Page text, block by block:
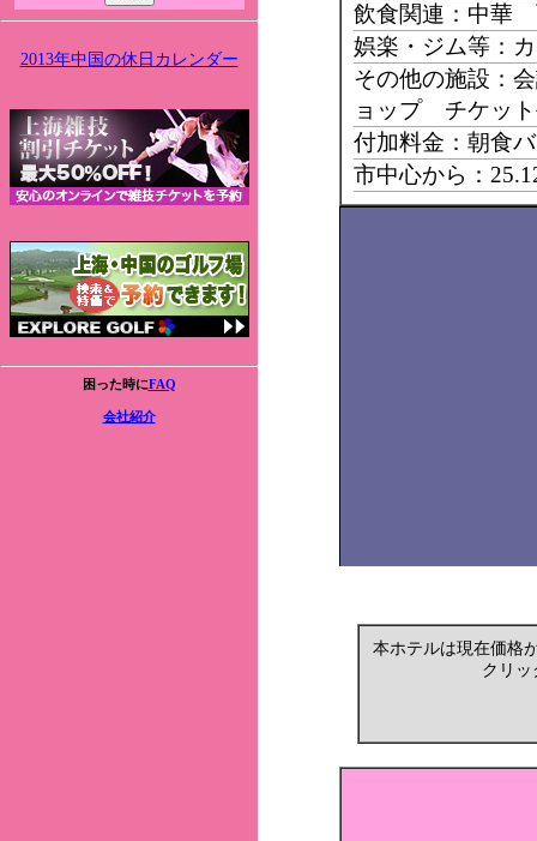
2013年中国の休日カレンダー
困った時にFAQ
会社紹介
飲食関連：中華
娯楽・ジム等：
その他の施設：
ョップ チケッ
付加料金：朝食
市中心から：
本ホテルは現在価格
クリッ